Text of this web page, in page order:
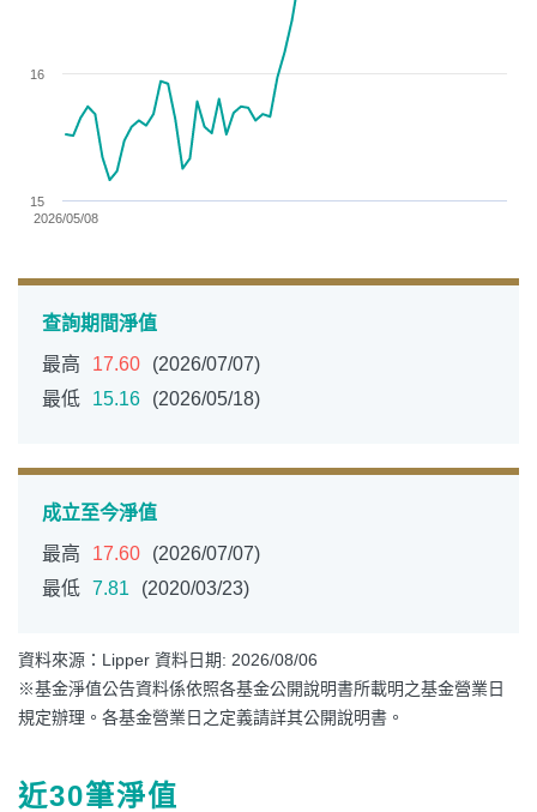
2026/05/08
15
16
查詢期間淨值
最高
17.60
(2026/07/07)
最低
15.16 (2026/05/18)
成立至今淨值
最高
17.60
(2026/07/07)
最低 7.81 (2020/03/23)
資料來源：Lipper 資料日期: 2026/08/06
※基金淨值公告資料係依照各基金公開說明書所載明之基金營業日
規定辦理。各基金營業日之定義請詳其公開說明書。
近30筆淨值